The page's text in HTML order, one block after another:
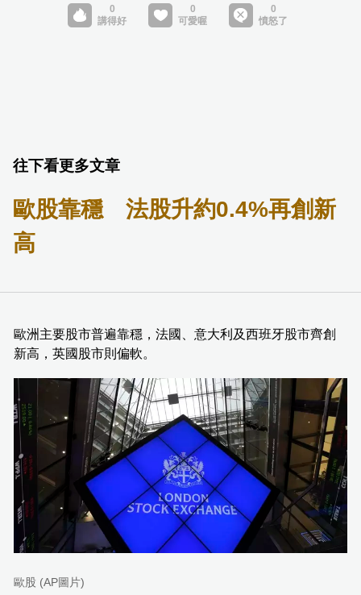
往下看更多文章
歐股靠穩 法股升約0.4%再創新
高
歐洲主要股市普遍靠穩，法國、意大利及西班牙股市齊創
新高，英國股市則偏軟。
歐股 (AP圖片)